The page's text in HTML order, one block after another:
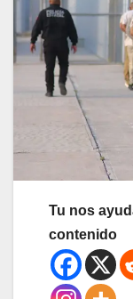
Tu nos
contenido